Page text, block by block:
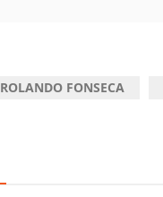
ROLANDO FONSECA